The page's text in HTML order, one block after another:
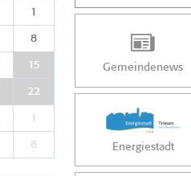
1
8
15
22
1
8
Gemeindenews
Energiestadt